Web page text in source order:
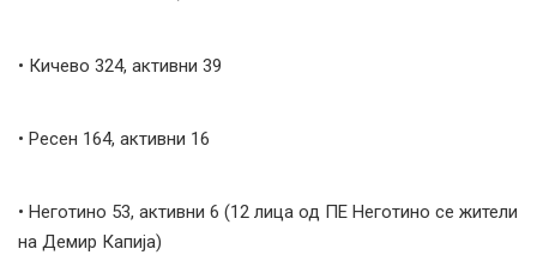
• Кичево 324, активни 39
• Ресен 164, активни 16
• Неготино 53, активни 6 (12 лица од ПЕ Неготино се жители
на Демир Капија)